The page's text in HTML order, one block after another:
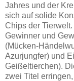
Jahres und der
sich auf solide
Chips der
Gewinner und
(Mücken-
Azurjungfer) und
Geißeltierchen).
zwei Titel